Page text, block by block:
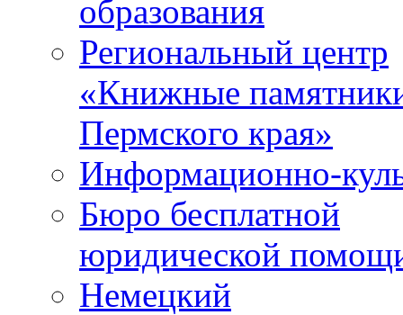
образования
Региональный центр
«Книжные
Пермского края»
Информационно-
Бюро бесплатной
юридической
Немецкий